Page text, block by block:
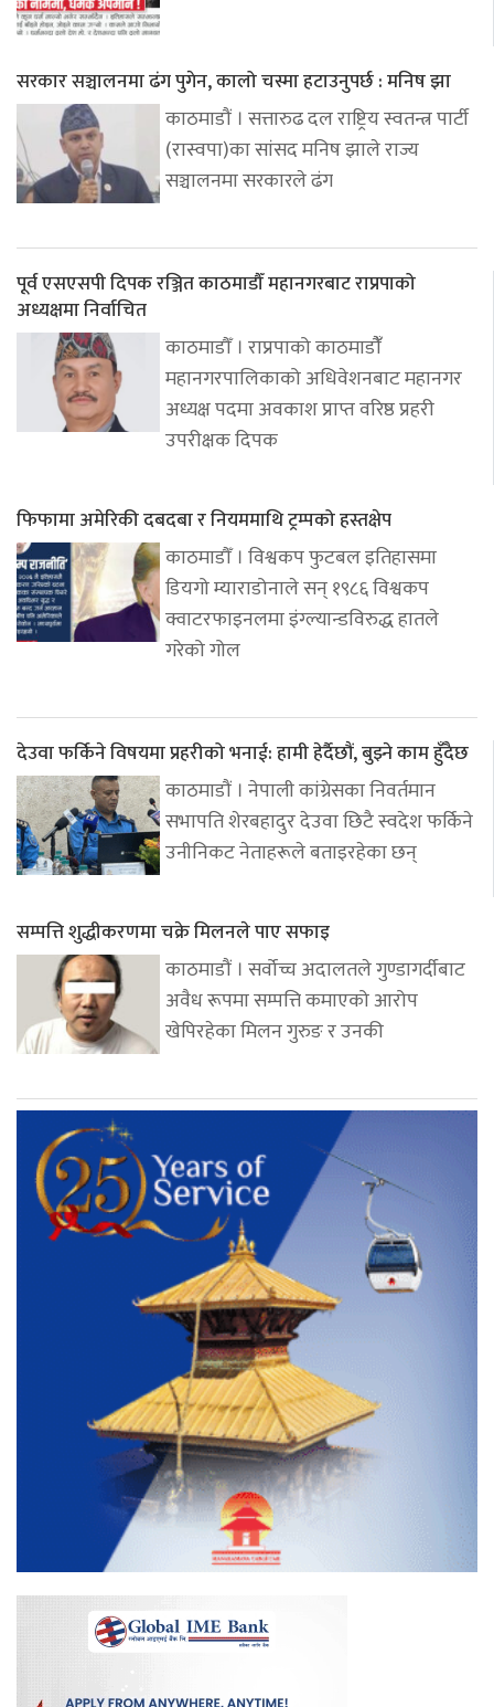
सरकार सञ्चालनमा ढंग पुगेन, कालो चस्मा हटाउनुपर्छ : मनिष झा
काठमाडौं । सत्तारुढ दल राष्ट्रिय स्वतन्त्र पार्टी
(रास्वपा)का सांसद मनिष झाले राज्य
सञ्चालनमा सरकारले ढंग
पूर्व एसएसपी दिपक रञ्जित काठमाडौँ महानगरबाट राप्रपाको
अध्यक्षमा निर्वाचित
काठमाडौँ । राप्रपाको काठमाडौंँ
महानगरपालिकाको अधिवेशनबाट महानगर
अध्यक्ष पदमा अवकाश प्राप्त वरिष्ठ प्रहरी
उपरीक्षक दिपक
फिफामा अमेरिकी दबदबा र नियममाथि ट्रम्पको हस्तक्षेप
काठमाडौँ । विश्वकप फुटबल इतिहासमा
डियगो म्याराडोनाले सन् १९८६ विश्वकप
क्वाटरफाइनलमा इंग्ल्यान्डविरुद्ध हातले
गरेको गोल
देउवा फर्किने विषयमा प्रहरीको भनाई: हामी हेर्दैछौं, बुझ्ने काम हुँदैछ
काठमाडौं । नेपाली कांग्रेसका निवर्तमान
सभापति शेरबहादुर देउवा छिटै स्वदेश फर्किने
उनीनिकट नेताहरूले बताइरहेका छन्
सम्पत्ति शुद्धीकरणमा चक्रे मिलनले पाए सफाइ
काठमाडौं । सर्वोच्च अदालतले गुण्डागर्दीबाट
अवैध रूपमा सम्पत्ति कमाएको आरोप
खेपिरहेका मिलन गुरुङ र उनकी